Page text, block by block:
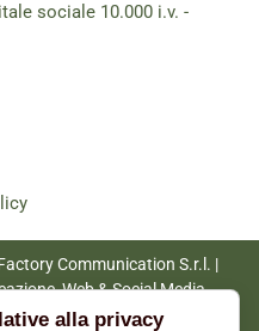
sociale 10.000 i.v. -
Communication S.r.l. |
Web & Social Media
alla privacy